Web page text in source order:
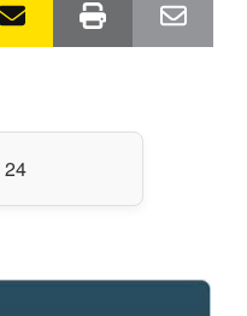
24